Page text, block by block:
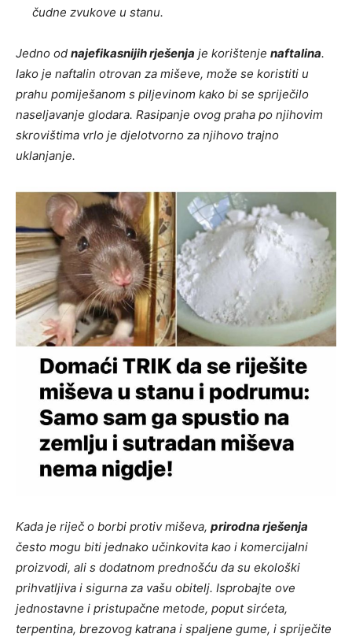
čudne zvukove u stanu.
Jedno od najefikasnijih rješenja je korištenje naftalina.
Iako je naftalin otrovan za miševe, može se koristiti u
prahu pomiješanom s piljevinom kako bi se spriječilo
naseljavanje glodara. Rasipanje ovog praha po njihovim
skrovištima vrlo je djelotvorno za njihovo trajno
uklanjanje.
Kada je riječ o borbi protiv miševa, prirodna rješenja
često mogu biti jednako učinkovita kao i komercijalni
proizvodi, ali s dodatnom prednošću da su ekološki
prihvatljiva i sigurna za vašu obitelj. Isprobajte ove
jednostavne i pristupačne metode, poput sirćeta,
terpentina, brezovog katrana i spaljene gume, i spriječite